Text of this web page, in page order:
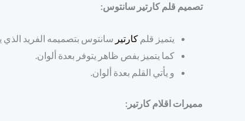
تصميم قلم كارتير سانتوس:
يتميز قلم كارتير سانتوس بتصميمه الفريد الذي
كما يتميز بفص ظاهر يتوفر بعدة ألوان.
و يأتي القلم بعدة ألوان.
مميرات اقلام كارتير: